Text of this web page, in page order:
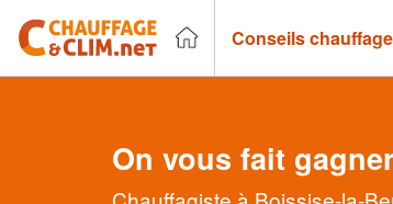
Conseils
On vous fait